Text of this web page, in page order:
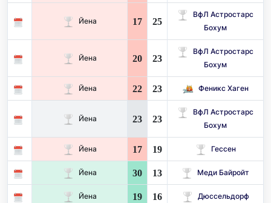
Йена 17 25
ВфЛ Астростарс
Бохум
Йена 20 23
ВфЛ Астростарс
Бохум
Йена 22 23 Феникс Хаген
Йена 23 23
ВфЛ Астростарс
Бохум
Йена 17 19 Гессен
Йена 30 13 Меди Байройт
Йена 19 16 Дюссельдорф